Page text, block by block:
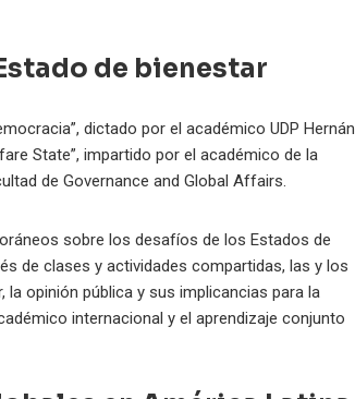
de bienestar
dictado por el académico UDP Hernán
State”, impartido por el académico de la
de Governance and Global Affairs.
sobre los desafíos de los Estados de
de clases y actividades compartidas, las y los
opinión pública y sus implicancias para la
internacional y el aprendizaje conjunto